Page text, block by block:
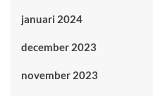
januari 2024
december 2023
november 2023